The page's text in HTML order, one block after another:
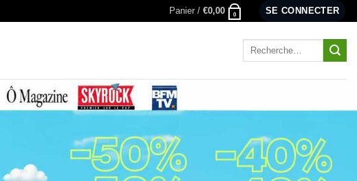
Panier / €0,00 0 SE CONNECTER
Recherche